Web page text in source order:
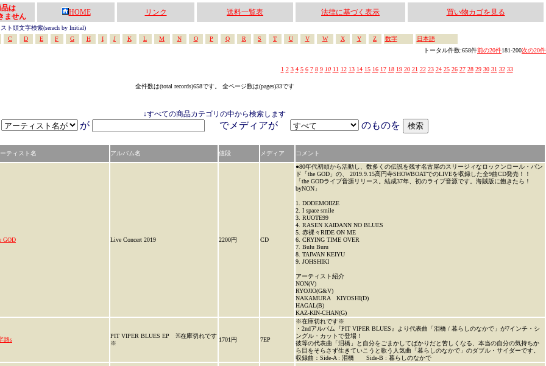
は
ません
HOME リンク 送料一覧表 法律に基づく表示 買い物カゴを見る
ト頭文字検索(serach by Initial)
C
D E F G H I J K L M N O P Q R S T U V W X Y Z 数字
日本語
トータル件数:658件前の20件181-200次の20件
1 2 3 4 5 6 7 8 9 10 11 12 13 14 15 16 17 18 19 20 21 22 23 24 25 26 27 28 29 30 31 32 33
全件数は(total records)658です。 全ページ数は(pages)33です
↓すべての商品カテゴリの中から検索します
が でメディアが のものを
ティスト名 アルバム名 値段 メディア コメント
GOD Live Concert 2019 2200円 CD
●80年代初頭から活動し、数多くの伝説を残す名古屋のスリージィなロックンロール・バン
ド「the GOD」の、 2019.9.15高円寺SHOWBOATでのLIVEを収録した全9曲CD発売！！
「the GODライブ音源リリース。結成37年、初のライブ音源です。海賊版に飽きたら！
byNON」
1. DODEMOIIZE
2. I space smile
3. RUOTE99
4. RASEN KAIDANN NO BLUES
5. 赤裸々RIDE ON ME
6. CRYING TIME OVER
7. Bulu Buru
8. TAIWAN KEIYU
9. JOHSHIKI
アーティスト紹介
NON(V)
RYOJIO(G&V)
NAKAMURA KIYOSHI(D)
HAGAL(B)
KAZ-KIN-CHAN(G)
路s
PIT VIPER BLUES EP ※在庫切れです
※
1701円 7EP
※在庫切れです※
・2ndアルバム『PIT VIPER BLUES』より代表曲「泪橋 / 暮らしのなかで」が7インチ・シ
ングル・カットで登場！
彼等の代表曲「泪橋」と自分をごまかしてばかりだと苦しくなる、本当の自分の気持ちか
ら目をそらさず生きていこうと歌う人気曲「暮らしのなかで」のダブル・サイダーです。
収録曲：Side-A : 泪橋 Side-B : 暮らしのなかで